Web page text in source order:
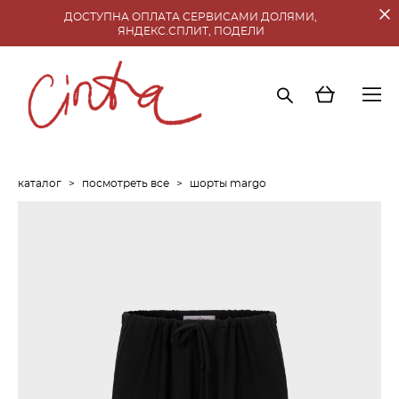
ДОСТУПНА ОПЛАТА СЕРВИСАМИ ДОЛЯМИ,
ЯНДЕКС.СПЛИТ, ПОДЕЛИ
каталог > посмотреть все > шорты margo